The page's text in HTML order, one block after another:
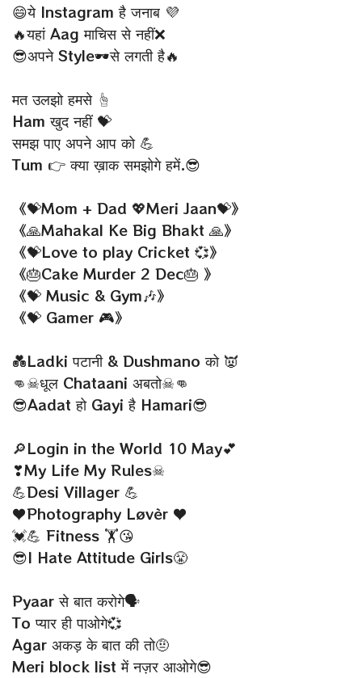
😄ये Instagram है जनाब 💜
🔥यहां Aag माचिस से नहीं❌
😎अपने Style🕶से लगती है🔥
मत उलझो हमसे ☝
Ham खुद नहीं 💝
समझ पाए अपने आप को 💪
Tum 👉 क्या ख़ाक समझोगे हमें.😎
《💝Mom + Dad 💖Meri Jaan💝》
《🙏Mahakal Ke Big Bhakt 🙏》
《💝Love to play Cricket 💞》
《🎂Cake Murder 2 Dec🎂 》
《💝 Music & Gym🎶》
《💝 Gamer 🎮》
💑Ladki पटानी & Dushmano को 👿
👊☠धूल Chataani अबतो☠👊
😎Aadat हो Gayi है Hamari😎
🔎Login in the World 10 May💕
❣My Life My Rules☠
💪Desi Villager 💪
♥Photography Løvèr ♥
💓💪 Fitness 🏋😘
😎I Hate Attitude Girls😤
Pyaar से बात करोगे🗣
To प्यार ही पाओगे💞
Agar अकड़ के बात की तो🤨
Meri block list में नज़र आओगे😎